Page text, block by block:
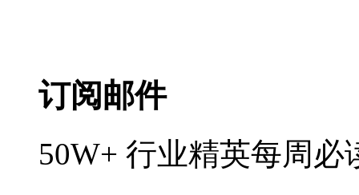
订阅邮件
50W+ 行业精英每周